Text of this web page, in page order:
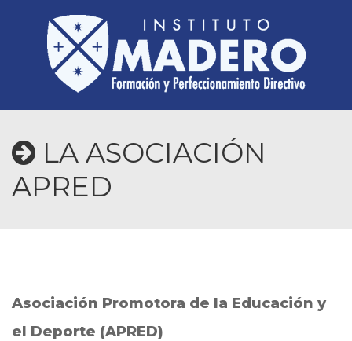
LA ASOCIACIÓN
APRED
Asociación Promotora de la Educación y
el Deporte (APRED)